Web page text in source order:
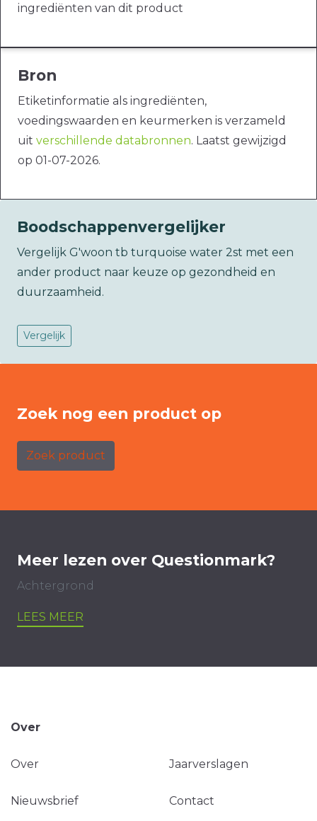
ingrediënten van dit product
Bron
Etiketinformatie als ingrediënten,
voedingswaarden en keurmerken is verzameld
uit verschillende databronnen. Laatst gewijzigd
op 01-07-2026.
Boodschappenvergelijker
Vergelijk G'woon tb turquoise water 2st met een
ander product naar keuze op gezondheid en
duurzaamheid.
Vergelijk
Zoek nog een product op
Zoek product
Meer lezen over Questionmark?
Achtergrond
LEES MEER
Over
Over Jaarverslagen
Nieuwsbrief Contact